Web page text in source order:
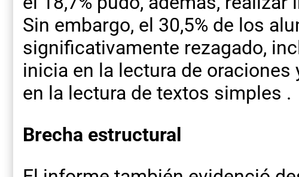
Sin embargo, el 30,5% de los
significativamente rezagado,
inicia en la lectura de oraciones
en la lectura de textos simples .
Brecha estructural